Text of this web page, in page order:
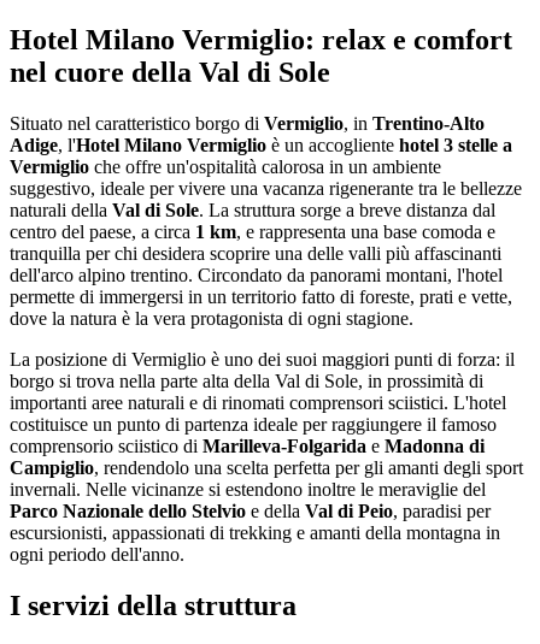
Hotel Milano Vermiglio: relax e comfort
nel cuore della Val di Sole
Situato nel caratteristico borgo di Vermiglio, in Trentino-Alto
Adige, l'Hotel Milano Vermiglio è un accogliente hotel 3 stelle a
Vermiglio che offre un'ospitalità calorosa in un ambiente
suggestivo, ideale per vivere una vacanza rigenerante tra le bellezze
naturali della Val di Sole. La struttura sorge a breve distanza dal
centro del paese, a circa 1 km, e rappresenta una base comoda e
tranquilla per chi desidera scoprire una delle valli più affascinanti
dell'arco alpino trentino. Circondato da panorami montani, l'hotel
permette di immergersi in un territorio fatto di foreste, prati e vette,
dove la natura è la vera protagonista di ogni stagione.
La posizione di Vermiglio è uno dei suoi maggiori punti di forza: il
borgo si trova nella parte alta della Val di Sole, in prossimità di
importanti aree naturali e di rinomati comprensori sciistici. L'hotel
costituisce un punto di partenza ideale per raggiungere il famoso
comprensorio sciistico di Marilleva-Folgarida e Madonna di
Campiglio, rendendolo una scelta perfetta per gli amanti degli sport
invernali. Nelle vicinanze si estendono inoltre le meraviglie del
Parco Nazionale dello Stelvio e della Val di Peio, paradisi per
escursionisti, appassionati di trekking e amanti della montagna in
ogni periodo dell'anno.
I servizi della struttura